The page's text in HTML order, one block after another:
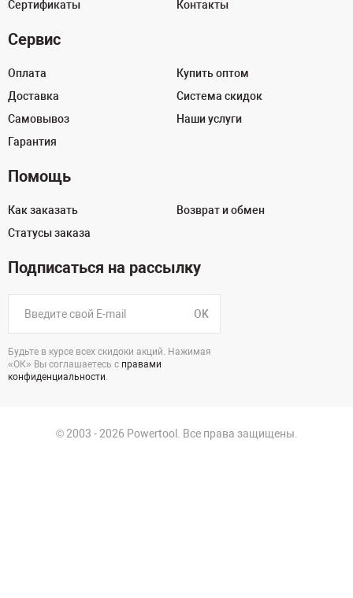
Сертификаты
Контакты
Сервис
Оплата
Доставка
Самовывоз
Гарантия
Купить оптом
Система скидок
Наши услуги
Помощь
Как заказать
Статусы заказа
Возврат и обмен
Подписаться на рассылку
OK
Будьте в курсе всех скидоки акций. Нажимая
«ОК» Вы соглашаетесь с правами
конфиденциальности.
© 2003 - 2026 Powertool. Все права защищены.